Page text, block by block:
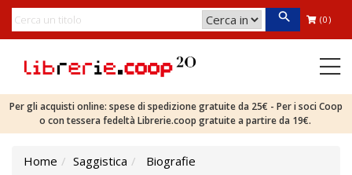
(0)
Per gli acquisti online: spese di spedizione gratuite da 25€ - Per i soci Coop
o con tessera fedeltà Librerie.coop gratuite a partire da 19€.
Home Saggistica
Biografie